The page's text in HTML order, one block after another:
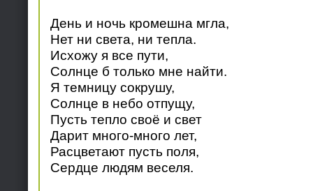
День и ночь кромешна мгла,
Нет ни света, ни тепла.
Исхожу я все пути,
Солнце б только мне найти.
Я темницу сокрушу,
Солнце в небо отпущу,
Пусть тепло своё и свет
Дарит много-много лет,
Расцветают пусть поля,
Сердце людям веселя.